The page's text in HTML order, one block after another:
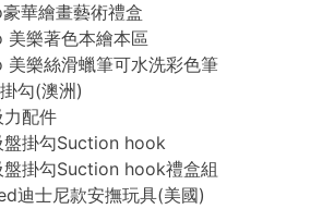
華繪畫藝術禮盒
樂著色本繪本區
樂絲滑蠟筆可水洗彩色筆
勾(澳洲)
配件
盤掛勾Suction hook
掛勾Suction hook禮盒組
迪士尼款安撫玩具(美國)